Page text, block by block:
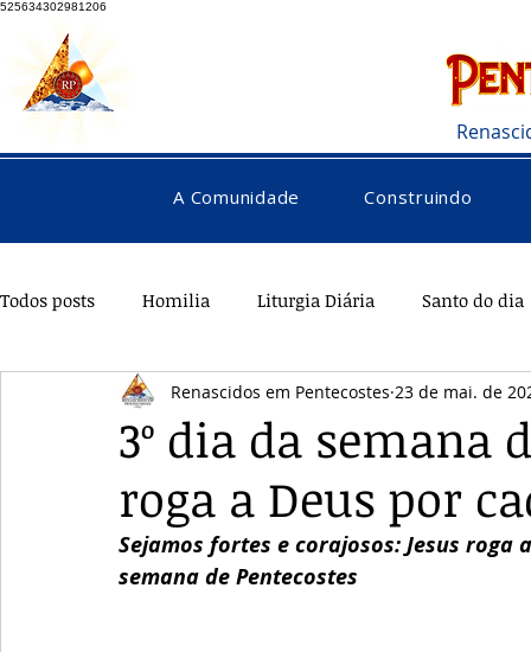
525634302981206
A Comunidade Construindo
Todos posts Homilia Liturgia Diária Santo do dia
Pentecostes Galeria Orações Saúde
3º dia da semana
roga a Deus por
Renascidos em Pentecostes 23 de mai. de
Sejamos fortes e corajosos: Jesus roga
semana de Pentecostes